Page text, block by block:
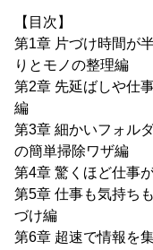
【目次】
第1章 片づけ時間が
りとモノの整理編
第2章 先延ばしや仕
編
第3章 細かいフォル
の簡単掃除ワザ編
第4章 驚くほど仕事
第5章 仕事も気持ち
づけ編
第6章 超速で情報を